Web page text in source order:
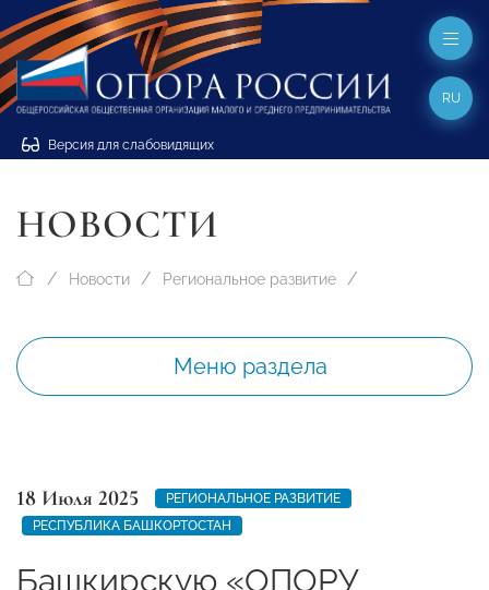
Версия для слабовидящих
RU
НОВОСТИ
Новости Региональное развитие
Меню раздела
18 Июля 2025
РЕГИОНАЛЬНОЕ РАЗВИТИЕ
РЕСПУБЛИКА БАШКОРТОСТАН
Башкирскую «ОПОРУ